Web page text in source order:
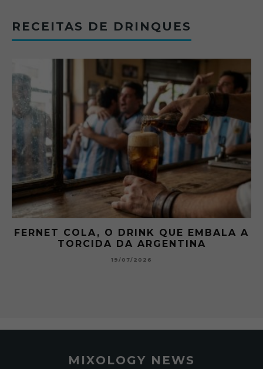
RECEITAS DE DRINQUES
GIBSON: O PICLES QUE MUDOU A
HISTÓRIA DOS MARTINI
15/07/2026
MIXOLOGY NEWS